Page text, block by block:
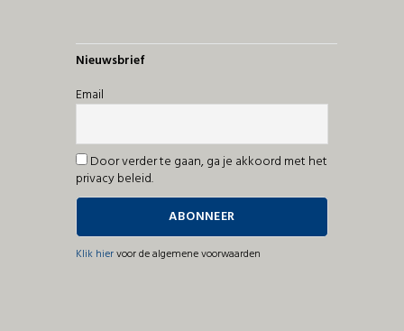
Nieuwsbrief
Email
Door verder te gaan, ga je akkoord met het
privacy beleid.
Klik hiervoor de algemene voorwaarden